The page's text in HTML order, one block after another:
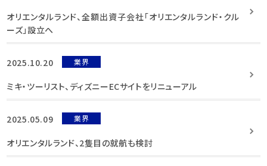
オリエンタルランド、全額出資子会社「オリエンタルランド・クル
ーズ」設立へ
2025.10.20 業界
ミキ・ツーリスト、ディズニーECサイトをリニューアル
2025.05.09 業界
オリエンタルランド、2隻目の就航も検討